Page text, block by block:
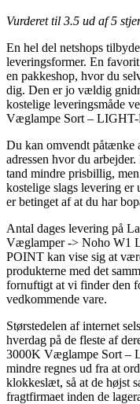
Vurderet til 3.5 ud af 5
En hel del netshops
leveringsformer. En
en pakkeshop, hvor du
dig. Den er jo vældig
kostelige leveringsmåde
Væglampe Sort –
Du kan omvendt
adressen hvor du
tand mindre prisbillig,
kostelige slags levering
er betinget af at du har
Antal dages levering på
Væglamper -> Noho W1
POINT kan vise sig at
produkterne med det
fornuftigt at vi finder den
vedkommende vare.
Størstedelen af internet
hverdag på de fleste af
3000K Væglampe Sort –
mindre regnes ud fra at
klokkeslæt, så at de højst
fragtfirmaet inden de